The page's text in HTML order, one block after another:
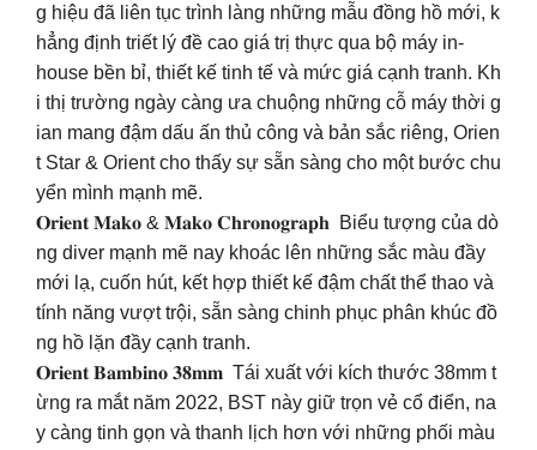
g hiệu đã liên tục trình làng những mẫu đồng hồ mới, k
hẳng định triết lý đề cao giá trị thực qua bộ máy in-
house bền bỉ, thiết kế tinh tế và mức giá cạnh tranh. Kh
i thị trường ngày càng ưa chuộng những cỗ máy thời g
ian mang đậm dấu ấn thủ công và bản sắc riêng, Orien
t Star & Orient cho thấy sự sẵn sàng cho một bước chu
yển mình mạnh mẽ.
𝐎𝐫𝐢𝐞𝐧𝐭 𝐌𝐚𝐤𝐨 & 𝐌𝐚𝐤𝐨 𝐂𝐡𝐫𝐨𝐧𝐨𝐠𝐫𝐚𝐩𝐡 Biểu tượng của dò
ng diver mạnh mẽ nay khoác lên những sắc màu đầy
mới lạ, cuốn hút, kết hợp thiết kế đậm chất thể thao và
tính năng vượt trội, sẵn sàng chinh phục phân khúc đồ
ng hồ lặn đầy cạnh tranh.
𝐎𝐫𝐢𝐞𝐧𝐭 𝐁𝐚𝐦𝐛𝐢𝐧𝐨 𝟑𝟖𝐦𝐦 Tái xuất với kích thước 38mm t
ừng ra mắt năm 2022, BST này giữ trọn vẻ cổ điển, na
y càng tinh gọn và thanh lịch hơn với những phối màu